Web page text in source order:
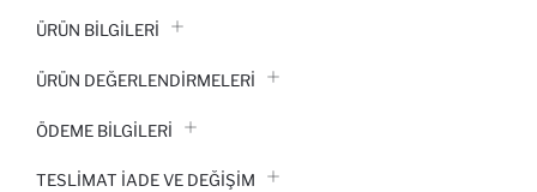
ÜRÜN BILGILERI
ÜRÜN DEĞERLENDİRMELERİ
ÖDEME BİLGİLERİ
TESLIMAT İADE VE DEĞIŞIM